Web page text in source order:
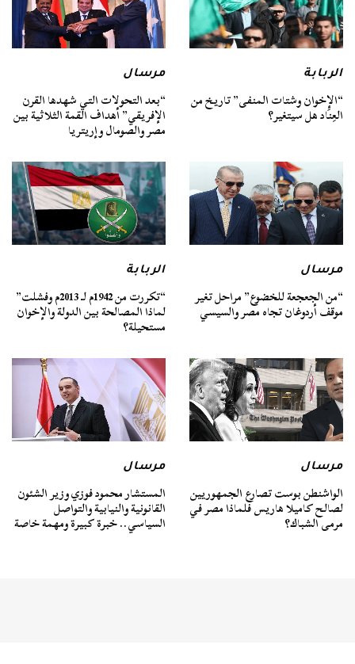
الربابة
“الإخوان وشتات المنفى” تاريخ من
العِنَاد هل سيتغير؟
مرسال
“بعد التحولات التي شهدها القرن
الإفريقي” أهداف القمة الثلاثية بين
مصر والصومال وإريتريا
مرسال
“من الجعجعة للخضوع” مراحل تغير
موقف أردوغان تجاه مصر والسيسي
الربابة
“تكررت من 1942م لـ 2013م وفشلت”
لماذا المصالحة بين الدولة والإخوان
مستحيلة؟
مرسال
الواشنطن بوست تصارع الجمهوريين
لصالح كاميلا هاريس فلماذا مصر في
مرمى الشباك؟
مرسال
المستشار محمود فوزي وزير الشئون
القانونية والنيابية والتواصل
السياسي.. خبرة كبيرة ومهمة خاصة